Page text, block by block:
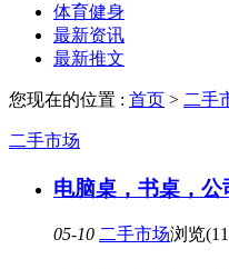
体育健身
最新资讯
最新推文
您现在的位置 : 首页 > 二手
二手市场
电脑桌，书桌，
05-10 二手市场浏览